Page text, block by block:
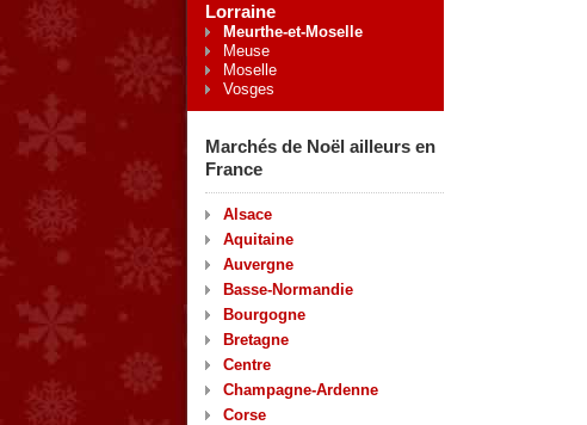
Lorraine
Meurthe-et-Moselle
Meuse
Moselle
Vosges
Marchés de Noël ailleurs en
France
Alsace
Aquitaine
Auvergne
Basse-Normandie
Bourgogne
Bretagne
Centre
Champagne-Ardenne
Corse